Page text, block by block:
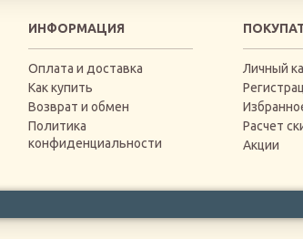
ИНФОРМАЦИЯ
Оплата и доставка
Как купить
Возврат и обмен
Политика
конфиденциальности
Личный
Расчет
Акции